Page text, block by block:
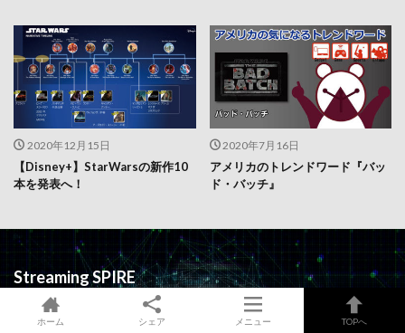
2020年12月15日
【Disney+】StarWarsの新作10
本を発表へ！
2020年7月16日
アメリカのトレンドワード『バッ
ド・バッチ』
Streaming SPIRE
最先端のテクノロジーと未知なるストリーミングサービスの情報を提供する
オウンドメディア！ ストリーミング スパイヤー
ホーム シェア メニュー TOPへ